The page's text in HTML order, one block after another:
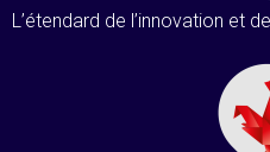
L’étendard de l’innovation et